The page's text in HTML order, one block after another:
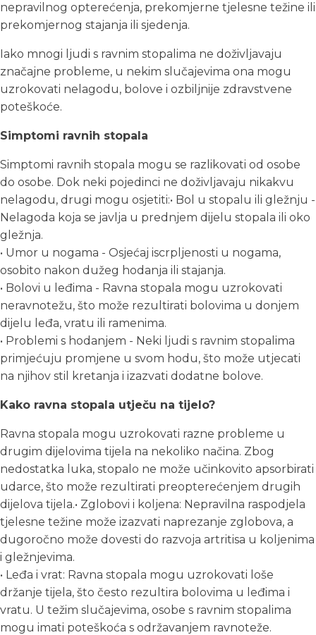
nepravilnog opterećenja, prekomjerne tjelesne težine ili
prekomjernog stajanja ili sjedenja.
Iako mnogi ljudi s ravnim stopalima ne doživljavaju
značajne probleme, u nekim slučajevima ona mogu
uzrokovati nelagodu, bolove i ozbiljnije zdravstvene
poteškoće.
Simptomi ravnih stopala
Simptomi ravnih stopala mogu se razlikovati od osobe
do osobe. Dok neki pojedinci ne doživljavaju nikakvu
nelagodu, drugi mogu osjetiti:• Bol u stopalu ili gležnju -
Nelagoda koja se javlja u prednjem dijelu stopala ili oko
gležnja.
• Umor u nogama - Osjećaj iscrpljenosti u nogama,
osobito nakon dužeg hodanja ili stajanja.
• Bolovi u leđima - Ravna stopala mogu uzrokovati
neravnotežu, što može rezultirati bolovima u donjem
dijelu leđa, vratu ili ramenima.
• Problemi s hodanjem - Neki ljudi s ravnim stopalima
primjećuju promjene u svom hodu, što može utjecati
na njihov stil kretanja i izazvati dodatne bolove.
Kako ravna stopala utječu na tijelo?
Ravna stopala mogu uzrokovati razne probleme u
drugim dijelovima tijela na nekoliko načina. Zbog
nedostatka luka, stopalo ne može učinkovito apsorbirati
udarce, što može rezultirati preopterećenjem drugih
dijelova tijela.• Zglobovi i koljena: Nepravilna raspodjela
tjelesne težine može izazvati naprezanje zglobova, a
dugoročno može dovesti do razvoja artritisa u koljenima
i gležnjevima.
• Leđa i vrat: Ravna stopala mogu uzrokovati loše
držanje tijela, što često rezultira bolovima u leđima i
vratu. U težim slučajevima, osobe s ravnim stopalima
mogu imati poteškoća s održavanjem ravnoteže.